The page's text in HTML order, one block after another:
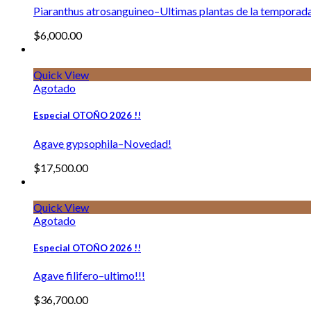
Piaranthus atrosanguineo–Ultimas plantas de la
$6,000.00
Quick View
Agotado
Especial OTOÑO 2026 !!
Agave gypsophila–Novedad!
$17,500.00
Quick View
Agotado
Especial OTOÑO 2026 !!
Agave filifero–ultimo!!!
$36,700.00